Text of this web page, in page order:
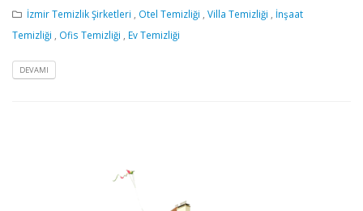
İzmir Temizlik Şirketleri
Otel Temizliği Villa Temizliği
İnşaat
Temizliği
Ofis Temizliği Ev Temizliği
DEVAMI